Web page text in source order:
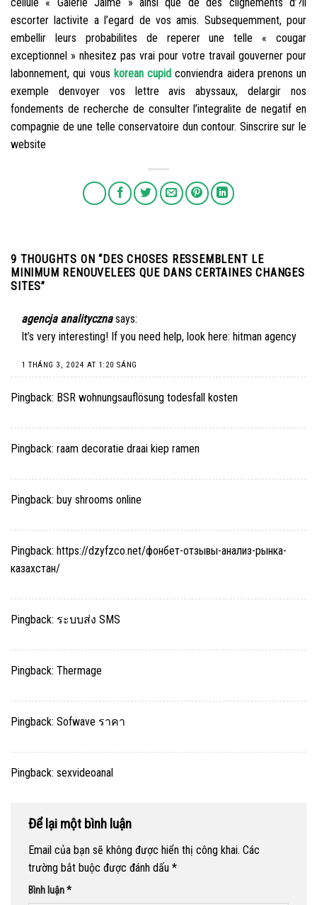
cellule « Galerie Jaime » ainsi que de des clignements d’?il
escorter lactivite a l’egard de vos amis. Subsequemment, pour
embellir leurs probabilites de reperer une telle « cougar
exceptionnel » nhesitez pas vrai pour votre travail gouverner pour
labonnement, qui vous korean cupid conviendra aidera prenons un
exemple denvoyer vos lettre avis abyssaux, delargir nos
fondements de recherche de consulter l’integralite de negatif en
compagnie de une telle conservatoire dun contour. Sinscrire sur le
website
9 THOUGHTS ON “ DES CHOSES RESSEMBLENT LE
MINIMUM RENOUVELEES QUE DANS CERTAINES CHANGES
SITES”
agencja analityczna says:
It’s very interesting! If you need help, look here: hitman agency
1 THÁNG 3, 2024 AT 1:20 SÁNG
Pingback: BSR wohnungsauflösung todesfall kosten
Pingback: raam decoratie draai kiep ramen
Pingback: buy shrooms online
Pingback: https://dzyfzco.net/фонбет-отзывы-анализ-рынка-
казахстан/
Pingback: ระบบส่ง SMS
Pingback: Thermage
Pingback: Sofwave ราคา
Pingback: sexvideoanal
Để lại một bình luận
Email của bạn sẽ không được hiển thị công khai. Các
trường bắt buộc được đánh dấu *
Bình luận*